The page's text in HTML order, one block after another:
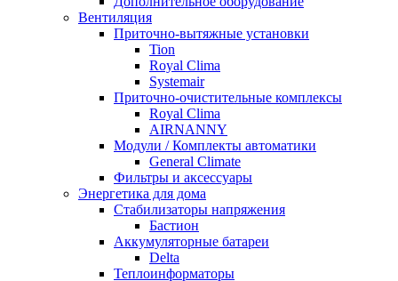
Вентиляция
Приточно-вытяжные установки
Tion
Royal Clima
Systemair
Приточно-очистительные комплексы
Royal Clima
AIRNANNY
Модули / Комплекты автоматики
General Climate
Фильтры и аксессуары
Энергетика для дома
Стабилизаторы напряжения
Бастион
Аккумуляторные батареи
Delta
Теплоинформаторы